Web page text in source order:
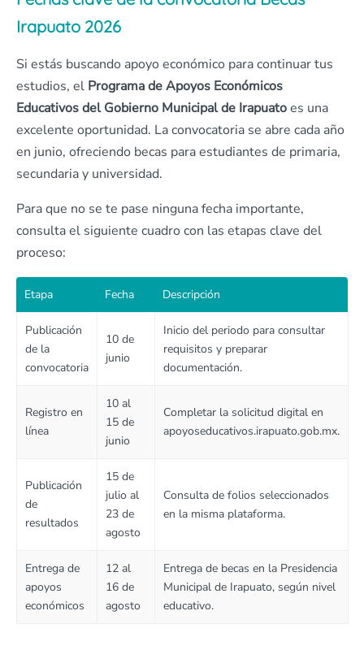
Irapuato 2026
Si estás buscando apoyo económico para continuar tus
estudios, el Programa de Apoyos Económicos
Educativos del Gobierno Municipal de Irapuatoes una
excelente oportunidad. La convocatoria se abre cada año
en junio, ofreciendo becas para estudiantes de primaria,
secundaria y universidad.
Para que no se te pase ninguna fecha importante,
consulta el siguiente cuadro con las etapas clave del
proceso:
Etapa Fecha Descripción
Publicación
de la
convocatoria
10 de
junio
Inicio del periodo para consultar
requisitos y preparar
documentación.
Registro en
línea
10 al
15 de
junio
Completar la solicitud digital en
apoyoseducativos.irapuato.gob.mx.
Publicación
de
resultados
15 de
julio al
23 de
agosto
Consulta de folios seleccionados
en la misma plataforma.
Entrega de
apoyos
económicos
12 al
16 de
agosto
Entrega de becas en la Presidencia
Municipal de Irapuato, según nivel
educativo.